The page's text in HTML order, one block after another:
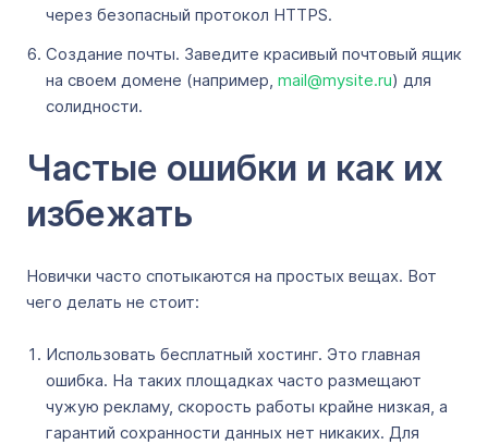
через безопасный протокол HTTPS.
Создание почты. Заведите красивый почтовый ящик
на своем домене (например, mail@mysite.ru) для
солидности.
Частые ошибки и как их
избежать
Новички часто спотыкаются на простых вещах. Вот
чего делать не стоит:
Использовать бесплатный хостинг. Это главная
ошибка. На таких площадках часто размещают
чужую рекламу, скорость работы крайне низкая, а
гарантий сохранности данных нет никаких. Для